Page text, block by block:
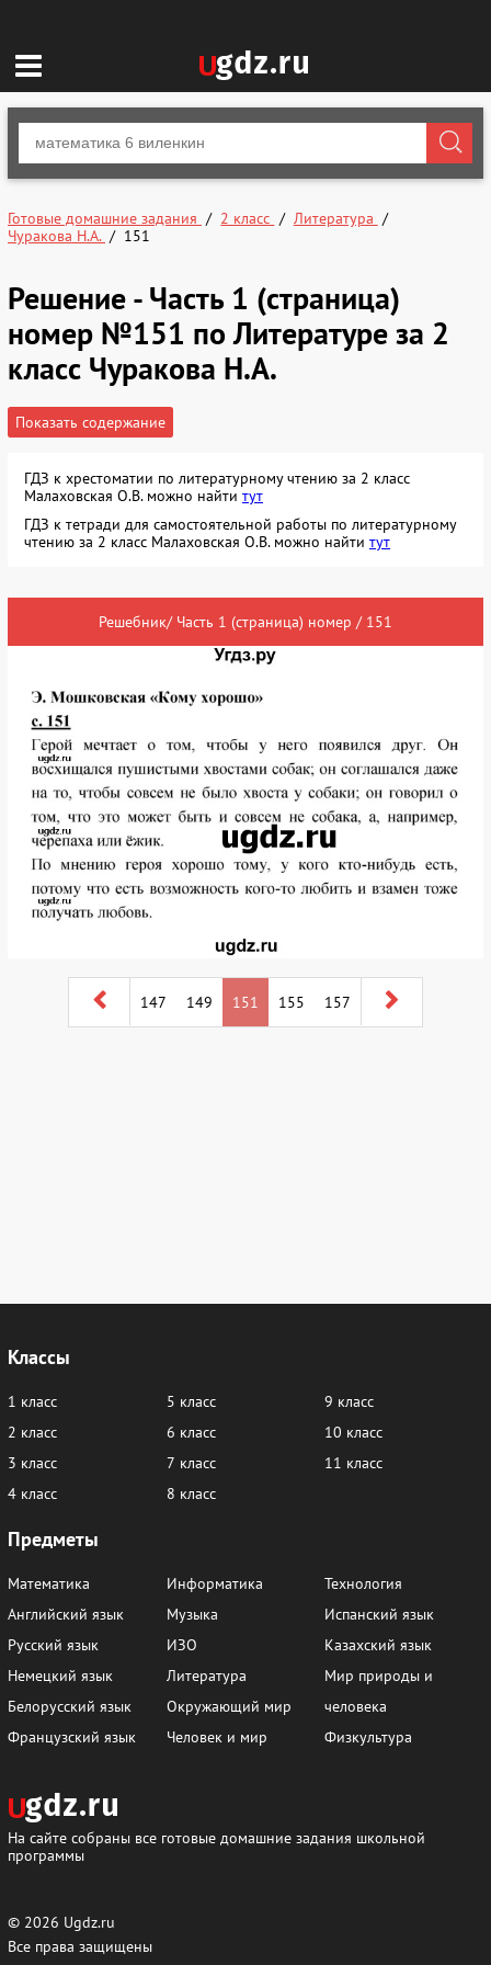
Готовые домашние задания 2 класс
Литература
Чуракова Н.А.
151
Решение - Часть 1 (страница)
номер №151 по Литературе за 2
класс Чуракова Н.А.
Показать содержание
ГДЗ к хрестоматии по литературному чтению за 2 класс
Малаховская О.В. можно найти тут
ГДЗ к тетради для самостоятельной работы по литературному
чтению за 2 класс Малаховская О.В. можно найти тут
Решебник/ Часть 1 (страница) номер / 151
147 149 151 155 157
Классы
1 класс
2 класс
3 класс
4 класс
5 класс
6 класс
7 класс
8 класс
9 класс
10 класс
11 класс
Предметы
Математика
Английский язык
Русский язык
Немецкий язык
Белорусский язык
Французский язык
Информатика
Музыка
ИЗО
Литература
Окружающий мир
Человек и мир
Технология
Испанский язык
Казахский язык
Мир природы и
человека
Физкультура
На сайте собраны все готовые домашние задания школьной
программы
© 2026 Ugdz.ru
Все права защищены